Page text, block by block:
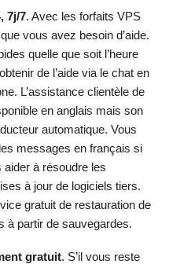
7j/7. Avec les forfaits VPS
vous avez besoin d’aide.
quelle que soit l’heure
de l’aide via le chat en
L’assistance clientèle de
en anglais mais son
automatique. Vous
messages en français si
aider à résoudre les
à jour de logiciels tiers.
gratuit de restauration de
à partir de sauvegardes.
gratuit. S’il vous reste